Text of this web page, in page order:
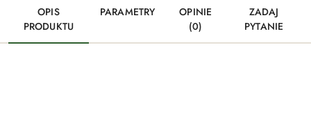
OPIS
PRODUKTU
PARAMETRY
OPINIE
(0)
ZADAJ
PYTANIE